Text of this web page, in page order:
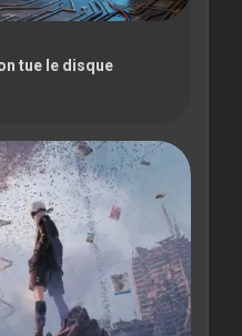
tue le disque